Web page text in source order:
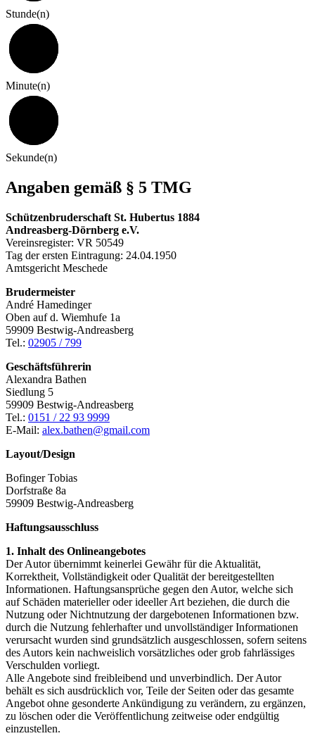
Stunde(n)
Minute(n)
Sekunde(n)
Angaben gemäß § 5 TMG
Schützenbruderschaft St. Hubertus 1884
Andreasberg-Dörnberg e.V.
Vereinsregister: VR 50549
Tag der ersten Eintragung: 24.04.1950
Amtsgericht Meschede
Brudermeister
André Hamedinger
Oben auf d. Wiemhufe 1a
59909 Bestwig-Andreasberg
Tel.: 02905 / 799
Geschäftsführerin
Alexandra Bathen
Siedlung 5
59909 Bestwig-Andreasberg
Tel.: 0151 / 22 93 9999
E-Mail: alex.bathen@gmail.com
Layout/Design
Bofinger Tobias
Dorfstraße 8a
59909 Bestwig-Andreasberg
Haftungsausschluss
1. Inhalt des Onlineangebotes
Der Autor übernimmt keinerlei Gewähr für die Aktualität,
Korrektheit, Vollständigkeit oder Qualität der bereitgestellten
Informationen. Haftungsansprüche gegen den Autor, welche sich
auf Schäden materieller oder ideeller Art beziehen, die durch die
Nutzung oder Nichtnutzung der dargebotenen Informationen bzw.
durch die Nutzung fehlerhafter und unvollständiger Informationen
verursacht wurden sind grundsätzlich ausgeschlossen, sofern seitens
des Autors kein nachweislich vorsätzliches oder grob fahrlässiges
Verschulden vorliegt.
Alle Angebote sind freibleibend und unverbindlich. Der Autor
behält es sich ausdrücklich vor, Teile der Seiten oder das gesamte
Angebot ohne gesonderte Ankündigung zu verändern, zu ergänzen,
zu löschen oder die Veröffentlichung zeitweise oder endgültig
einzustellen.